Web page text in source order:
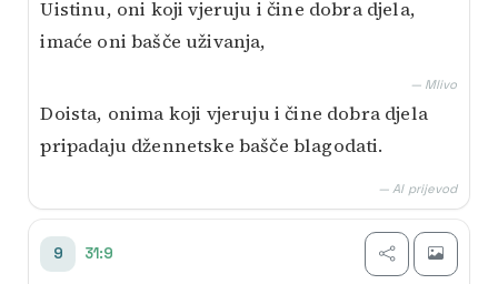
Uistinu, oni koji vjeruju i čine dobra djela,
imaće oni bašče uživanja,
— Mlivo
Doista, onima koji vjeruju i čine dobra djela
pripadaju džennetske bašče blagodati.
— AI prijevod
9 31:9